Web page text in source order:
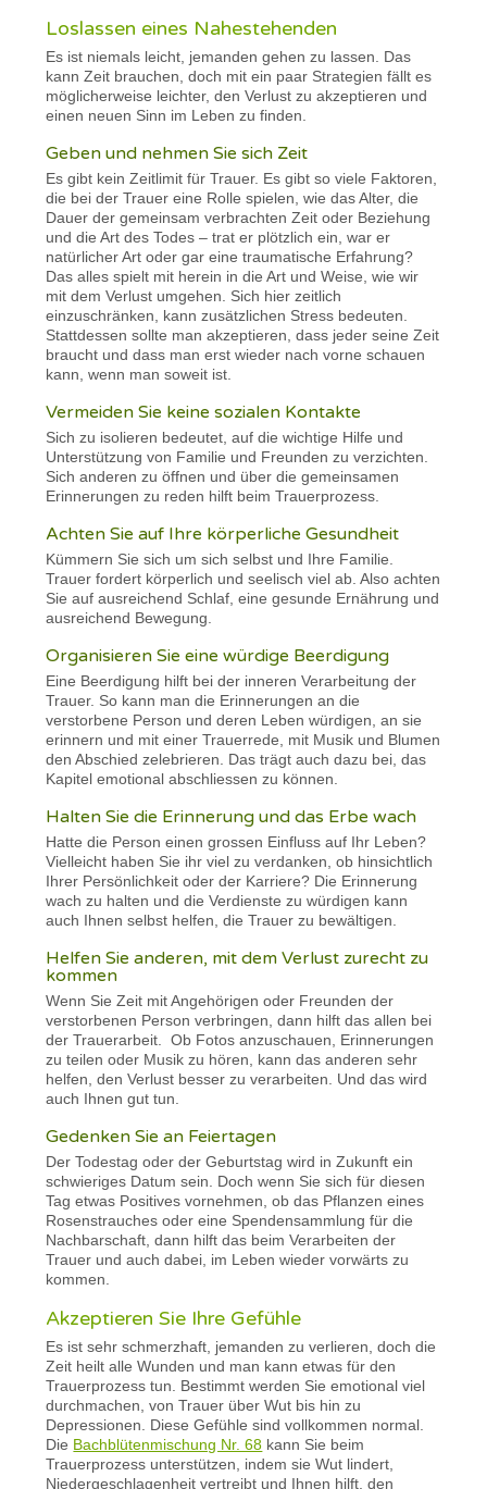
Loslassen eines Nahestehenden
Es ist niemals leicht, jemanden gehen zu lassen. Das
kann Zeit brauchen, doch mit ein paar Strategien fällt es
möglicherweise leichter, den Verlust zu akzeptieren und
einen neuen Sinn im Leben zu finden.
Geben und nehmen Sie sich Zeit
Es gibt kein Zeitlimit für Trauer. Es gibt so viele Faktoren,
die bei der Trauer eine Rolle spielen, wie das Alter, die
Dauer der gemeinsam verbrachten Zeit oder Beziehung
und die Art des Todes – trat er plötzlich ein, war er
natürlicher Art oder gar eine traumatische Erfahrung?
Das alles spielt mit herein in die Art und Weise, wie wir
mit dem Verlust umgehen. Sich hier zeitlich
einzuschränken, kann zusätzlichen Stress bedeuten.
Stattdessen sollte man akzeptieren, dass jeder seine Zeit
braucht und dass man erst wieder nach vorne schauen
kann, wenn man soweit ist.
Vermeiden Sie keine sozialen Kontakte
Sich zu isolieren bedeutet, auf die wichtige Hilfe und
Unterstützung von Familie und Freunden zu verzichten.
Sich anderen zu öffnen und über die gemeinsamen
Erinnerungen zu reden hilft beim Trauerprozess.
Achten Sie auf Ihre körperliche Gesundheit
Kümmern Sie sich um sich selbst und Ihre Familie.
Trauer fordert körperlich und seelisch viel ab. Also achten
Sie auf ausreichend Schlaf, eine gesunde Ernährung und
ausreichend Bewegung.
Organisieren Sie eine würdige Beerdigung
Eine Beerdigung hilft bei der inneren Verarbeitung der
Trauer. So kann man die Erinnerungen an die
verstorbene Person und deren Leben würdigen, an sie
erinnern und mit einer Trauerrede, mit Musik und Blumen
den Abschied zelebrieren. Das trägt auch dazu bei, das
Kapitel emotional abschliessen zu können.
Halten Sie die Erinnerung und das Erbe wach
Hatte die Person einen grossen Einfluss auf Ihr Leben?
Vielleicht haben Sie ihr viel zu verdanken, ob hinsichtlich
Ihrer Persönlichkeit oder der Karriere? Die Erinnerung
wach zu halten und die Verdienste zu würdigen kann
auch Ihnen selbst helfen, die Trauer zu bewältigen.
Helfen Sie anderen, mit dem Verlust zurecht zu
kommen
Wenn Sie Zeit mit Angehörigen oder Freunden der
verstorbenen Person verbringen, dann hilft das allen bei
der Trauerarbeit. Ob Fotos anzuschauen, Erinnerungen
zu teilen oder Musik zu hören, kann das anderen sehr
helfen, den Verlust besser zu verarbeiten. Und das wird
auch Ihnen gut tun.
Gedenken Sie an Feiertagen
Der Todestag oder der Geburtstag wird in Zukunft ein
schwieriges Datum sein. Doch wenn Sie sich für diesen
Tag etwas Positives vornehmen, ob das Pflanzen eines
Rosenstrauches oder eine Spendensammlung für die
Nachbarschaft, dann hilft das beim Verarbeiten der
Trauer und auch dabei, im Leben wieder vorwärts zu
kommen.
Akzeptieren Sie Ihre Gefühle
Es ist sehr schmerzhaft, jemanden zu verlieren, doch die
Zeit heilt alle Wunden und man kann etwas für den
Trauerprozess tun. Bestimmt werden Sie emotional viel
durchmachen, von Trauer über Wut bis hin zu
Depressionen. Diese Gefühle sind vollkommen normal.
Die Bachblütenmischung Nr. 68 kann Sie beim
Trauerprozess unterstützen, indem sie Wut lindert,
Niedergeschlagenheit vertreibt und Ihnen hilft, den